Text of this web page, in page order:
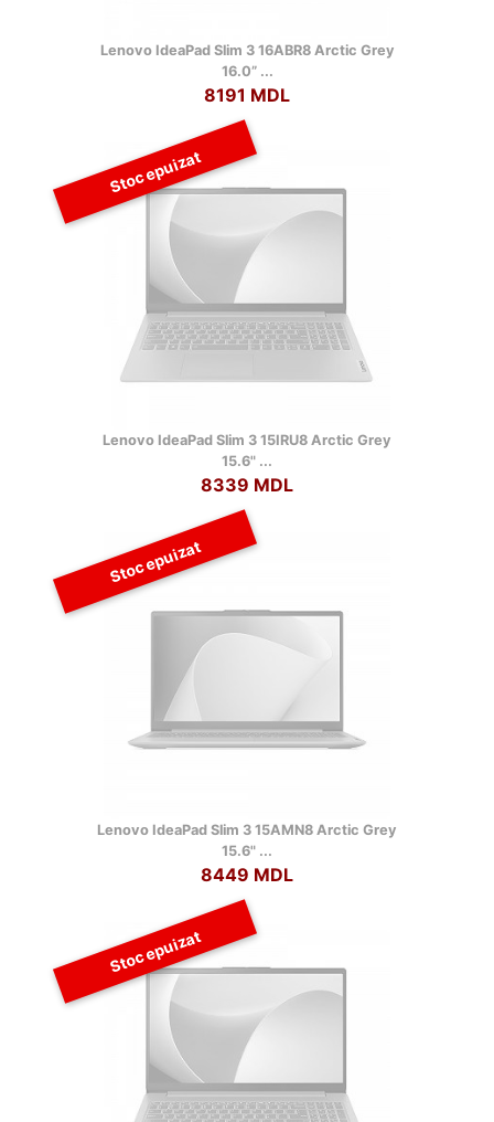
Lenovo IdeaPad Slim 3 16ABR8 Arctic Grey
16.0” ...
8191 MDL
Stoc epuizat
Lenovo IdeaPad Slim 3 15IRU8 Arctic Grey
15.6" ...
8339 MDL
Stoc epuizat
Lenovo IdeaPad Slim 3 15AMN8 Arctic Grey
15.6" ...
8449 MDL
Stoc epuizat